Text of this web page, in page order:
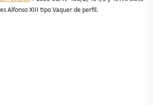
Alfonso XIII tipo Vaquer de perfil.